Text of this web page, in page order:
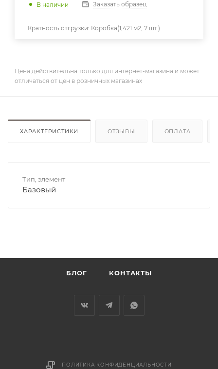
В наличии Заказать образец
Кратность отгрузки: Коробка(1,421 м2, 7 шт.)
Цена действительна только для интернет-магазина и может
отличаться от цен в розничных магазинах
ХАРАКТЕРИСТИКИ ОТЗЫВЫ ОПЛАТА
Тип, элемент
Базовый
БЛОГ КОНТАКТЫ
ПОЛИТИКА КОНФИДЕНЦИАЛЬНОСТИ